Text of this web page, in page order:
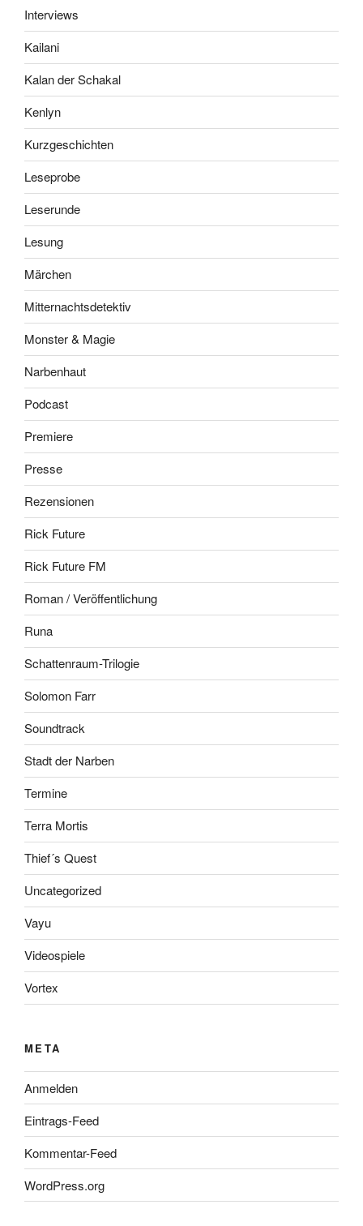
Interviews
Kailani
Kalan der Schakal
Kenlyn
Kurzgeschichten
Leseprobe
Leserunde
Lesung
Märchen
Mitternachtsdetektiv
Monster & Magie
Narbenhaut
Podcast
Premiere
Presse
Rezensionen
Rick Future
Rick Future FM
Roman / Veröffentlichung
Runa
Schattenraum-Trilogie
Solomon Farr
Soundtrack
Stadt der Narben
Termine
Terra Mortis
Thief´s Quest
Uncategorized
Vayu
Videospiele
Vortex
META
Anmelden
Eintrags-Feed
Kommentar-Feed
WordPress.org